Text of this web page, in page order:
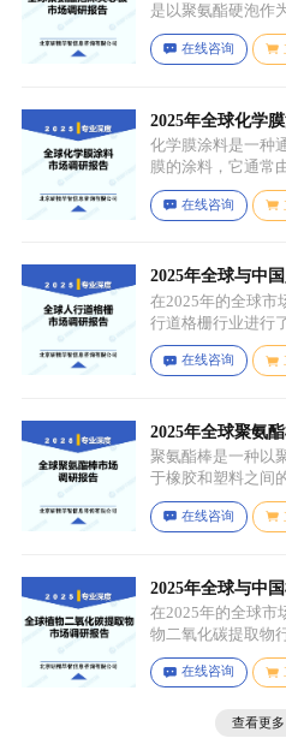
是以聚氨酯硬泡作
非金属面复合板材
在线咨询
2025年全球化学
化学膜涂料是一种
膜的涂料，它通常
组成。成膜物质是
化学反应（如聚合
可改善涂料的性能
性等。
在线咨询
2025年全球与中
告：行业趋势与
在2025年的全球市
行道格栅行业进行
应用场景。通过对
析，我们揭示了关
在线咨询
2025年全球聚氨
聚氨酯棒是一种以
于橡胶和塑料之间
体、扩链剂、低分
预聚体是基础原料
如增塑剂、填充剂
燃剂等，可改善材
能等。
在线咨询
2025年全球与中
调研报告：行业
在2025年的全球市
物二氧化碳提取物
场细分与应用场景
行深入分析，我们
在线咨询
查看更多